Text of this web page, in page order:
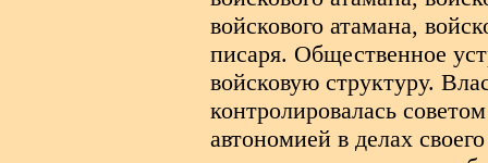
войскового атамана,
писаря. Общественное
войсковую структуру.
контролировалась
автономией в делах